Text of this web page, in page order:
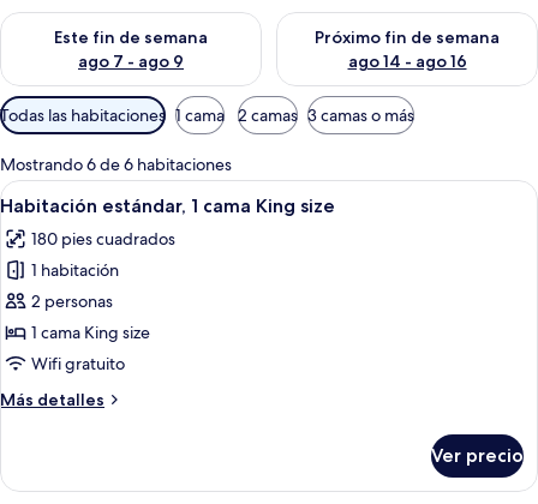
Este fin de semana
ago 7 - ago 9
Consulta la disponibilidad para este fin de semana ago 7 -
Próximo fin de semana
ago 14 - ago 16
Consulta la disponibilidad
Filtros
disponibles
para
las
habitaciones
Todas las habitaciones 1 cama 2 camas 3 camas o más
Mostrando 6 de 6 habitaciones
Abrir
todas
las
fotos
de
Habitación
estándar,
cama
Habitación de hotel con cama,
5
Habitación estándar, 1 cama King size
180 pies cuadrados
1 habitación
2 personas
1 cama King size
Wifi gratuito
Más detalles
Más
estándar,
Ver precio